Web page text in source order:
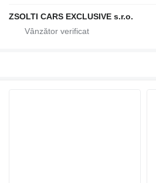
ZSOLTI CARS EXCLUSIVE s.r.o.